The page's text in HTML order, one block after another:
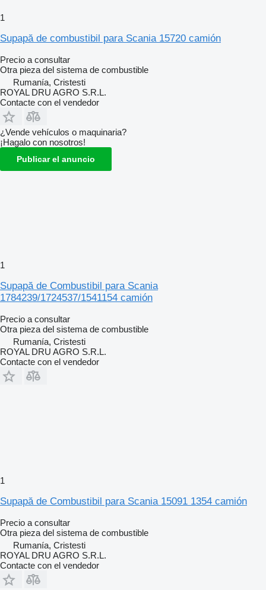
1
Supapă de combustibil para Scania 15720 camión
Precio a consultar
Otra pieza del sistema de combustible
Rumanía, Cristesti
ROYAL DRU AGRO S.R.L.
Contacte con el vendedor
¿Vende vehículos o maquinaria?
¡Hagalo con nosotros!
Publicar el anuncio
1
Supapă de Combustibil para Scania
1784239/1724537/1541154 camión
Precio a consultar
Otra pieza del sistema de combustible
Rumanía, Cristesti
ROYAL DRU AGRO S.R.L.
Contacte con el vendedor
1
Supapă de Combustibil para Scania 15091 1354 camión
Precio a consultar
Otra pieza del sistema de combustible
Rumanía, Cristesti
ROYAL DRU AGRO S.R.L.
Contacte con el vendedor